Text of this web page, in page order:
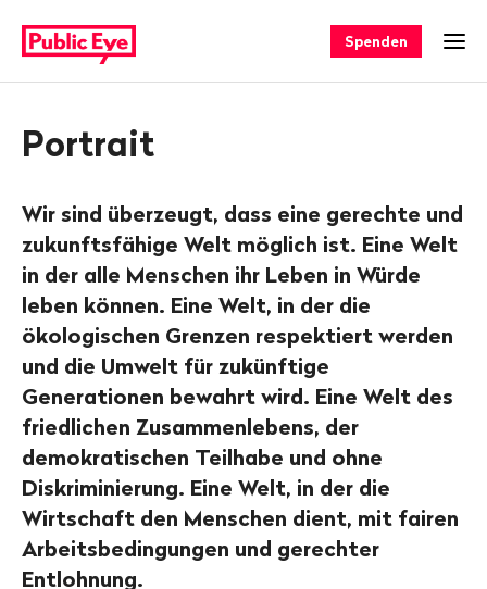
auf
publiceye.ch
Spenden
Portrait
Wir sind überzeugt, dass eine gerechte und
zukunftsfähige Welt möglich ist. Eine Welt
in der alle Menschen ihr Leben in Würde
leben können. Eine Welt, in der die
ökologischen Grenzen respektiert werden
und die Umwelt für zukünftige
Generationen bewahrt wird. Eine Welt des
friedlichen Zusammenlebens, der
demokratischen Teilhabe und ohne
Diskriminierung. Eine Welt, in der die
Wirtschaft den Menschen dient, mit fairen
Arbeitsbedingungen und gerechter
Entlohnung.